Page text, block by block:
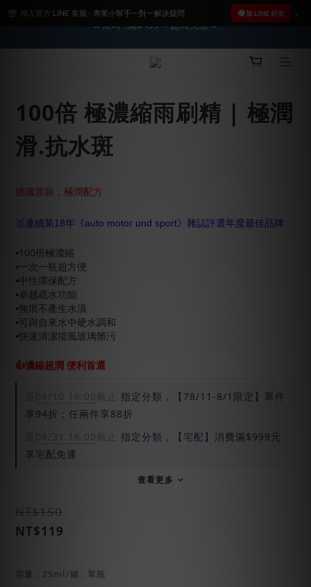
加入官方 LINE 客服 · 專業小幫手一對一解決疑問 加 LINE 好友
2026車友推薦新車鍍膜１００% 成功的秘訣，全靠這組😎　 ( 查
看鍍膜攻略✔ )
2026車友推薦新車鍍膜１００% 成功的秘訣，全靠這組😎　 ( 查
看鍍膜攻略✔ )
★限時 :滿$499 ➨超商免運★
2026車友推薦新車鍍膜１００% 成功的秘訣，全靠這組😎　 ( 查
100倍 極濃縮雨刷精 | 極潤
滑.抗水斑
德國原裝，極潤配方
🥇連續第18年《auto motor und sport》雜誌評選年度最佳品牌
⦁100倍極濃縮
⦁一次一瓶超方便
⦁中性環保配方
⦁卓越疏水功能
⦁無痕不產生水漬
⦁可與自來水中硬水調和
⦁快速清潔擋風玻璃髒污
👍濃縮超潤 便利首選
08/10 16:00 截止
指定分類，【78/11-8/1限定】單件
享94折；任兩件享88折
08/31 16:00 截止
指定分類，【宅配】消費滿$999元
享宅配免運
查看更多
NT$150
NT$119
容量：25ml/罐 : 單瓶